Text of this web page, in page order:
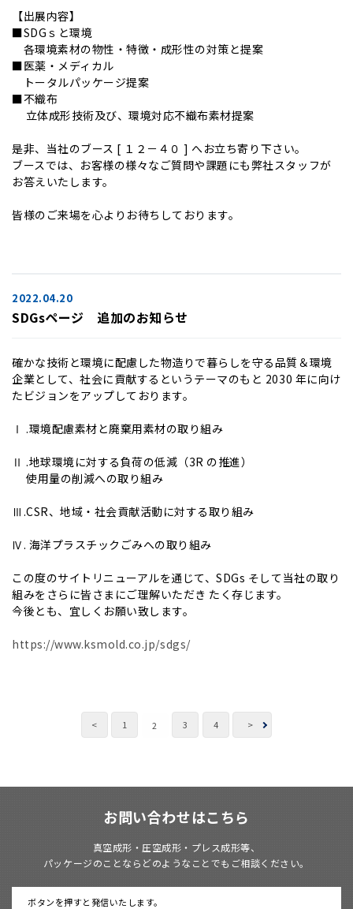
【出展内容】
■SDGｓと環境
各環境素材の物性・特徴・成形性の対策と提案
■医薬・メディカル
トータルパッケージ提案
■不織布
立体成形技術及び、環境対応不織布素材提案
是非、当社のブース [ １２－４０ ] へお立ち寄り下さい。
ブースでは、お客様の様々なご質問や課題にも弊社スタッフが
お答えいたします。
皆様のご来場を心よりお待ちしております。
2022.04.20
SDGsページ 追加のお知らせ
確かな技術と環境に配慮した物造りで暮らしを守る品質＆環境
企業として、社会に貢献するというテーマのもと 2030 年に向け
たビジョンをアップしております。
Ⅰ .環境配慮素材と廃棄用素材の取り組み
Ⅱ .地球環境に対する負荷の低減（3R の推進）
使用量の削減への取り組み
Ⅲ.CSR、地域・社会貢献活動に対する取り組み
Ⅳ. 海洋プラスチックごみへの取り組み
この度のサイトリニューアルを通じて、SDGs そして当社の取り
組みをさらに皆さまにご理解いただき たく存じます。
今後とも、宜しくお願い致します。
https://www.ksmold.co.jp/sdgs/
< 1 2 3 4 >
お問い合わせはこちら
真空成形・圧空成形・プレス成形等、
パッケージのことならどのようなことでもご相談ください。
ボタンを押すと発信いたします。